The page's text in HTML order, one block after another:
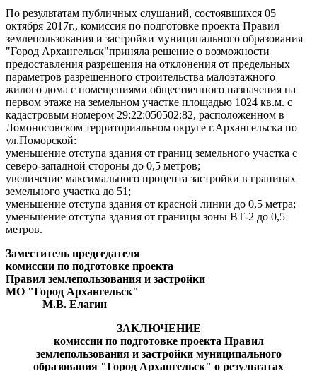
По результатам публичных слушаний, состоявшихся 05
октября 2017г., комиссия по подготовке проекта Правил
землепользования и застройки муниципального образования
"Город Архангельск"приняла решение о возможности
предоставления разрешения на отклонения от предельных
параметров разрешенного строительства малоэтажного
жилого дома с помещениями общественного назначения на
первом этаже на земельном участке площадью 1024 кв.м. с
кадастровым номером 29:22:050502:82, расположенном в
Ломоносовском территориальном округе г.Архангельска по
ул.Поморской:
уменьшение отступа здания от границ земельного участка с
северо-западной стороны до 0,5 метров;
увеличение максимального процента застройки в границах
земельного участка до 51;
уменьшение отступа здания от красной линии до 0,5 метра;
уменьшение отступа здания от границы зоны ВТ-2 до 0,5
метров.
Заместитель председателя
комиссии по подготовке проекта
Правил землепользования и застройки
МО "Город Архангельск"
М.В. Елагин
ЗАКЛЮЧЕНИЕ
комиссии по подготовке проекта Правил
землепользования и застройки муниципального
образования "Город Архангельск" о результатах